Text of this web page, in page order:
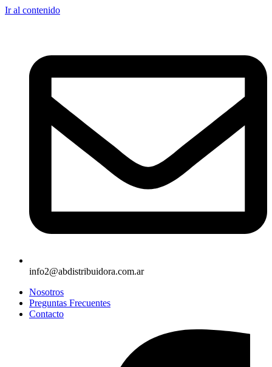
Ir al contenido
info2@abdistribuidora.com.ar
Nosotros
Preguntas Frecuentes
Contacto